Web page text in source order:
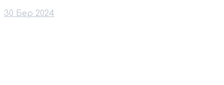
30 Бер 2024